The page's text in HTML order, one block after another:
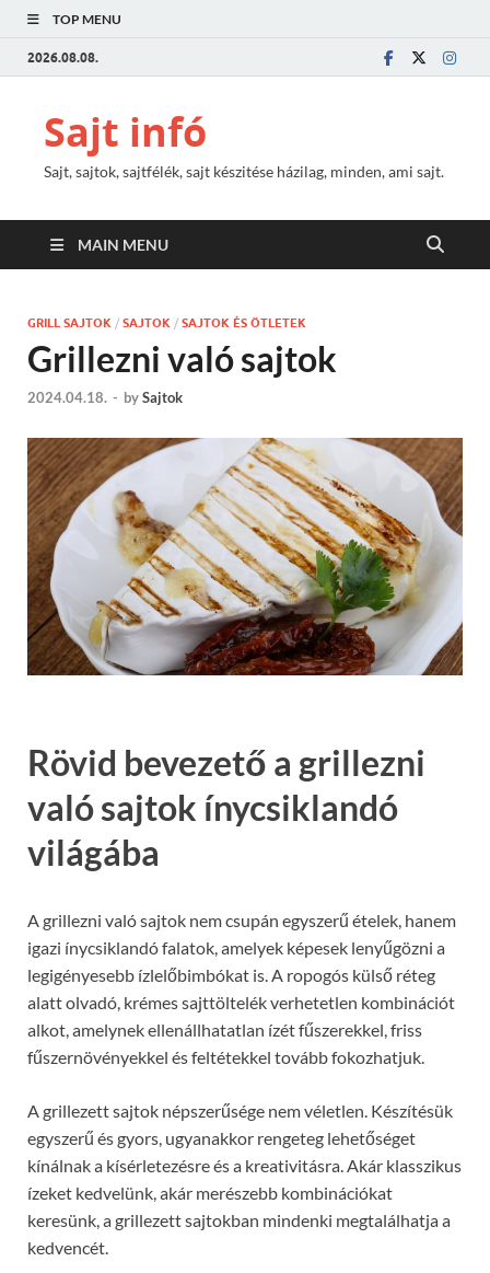
TOP MENU
2026.08.08.
Sajt infó
Sajt, sajtok, sajtfélék, sajt készitése házilag, minden, ami sajt.
MAIN MENU
GRILL SAJTOK / SAJTOK / SAJTOK ÉS ÖTLETEK
Grillezni való sajtok
2024.04.18. - bySajtok
Rövid bevezető a grillezni
való sajtok ínycsiklandó
világába
A grillezni való sajtok nem csupán egyszerű ételek, hanem
igazi ínycsiklandó falatok, amelyek képesek lenyűgözni a
legigényesebb ízlelőbimbókat is. A ropogós külső réteg
alatt olvadó, krémes sajttöltelék verhetetlen kombinációt
alkot, amelynek ellenállhatatlan ízét fűszerekkel, friss
fűszernövényekkel és feltétekkel tovább fokozhatjuk.
A grillezett sajtok népszerűsége nem véletlen. Készítésük
egyszerű és gyors, ugyanakkor rengeteg lehetőséget
kínálnak a kísérletezésre és a kreativitásra. Akár klasszikus
ízeket kedvelünk, akár merészebb kombinációkat
keresünk, a grillezett sajtokban mindenki megtalálhatja a
kedvencét.